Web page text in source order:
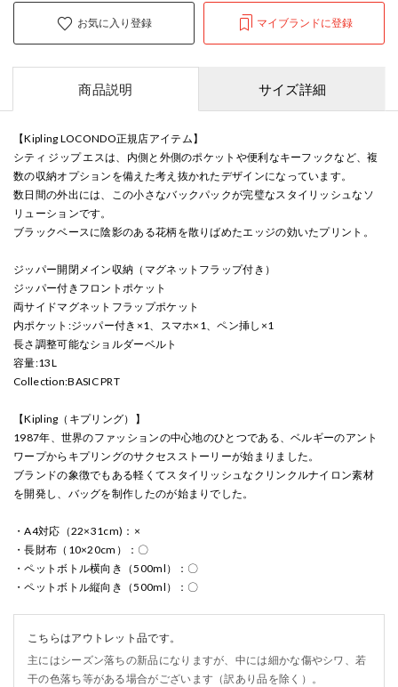
お気に入り登録 マイブランドに登録
商品説明 サイズ詳細
【Kipling LOCONDO正規店アイテム】
シティ ジップ エスは、内側と外側のポケットや便利なキーフックなど、複
数の収納オプションを備えた考え抜かれたデザインになっています。
数日間の外出には、この小さなバックパックが完璧なスタイリッシュなソ
リューションです。
ブラックベースに陰影のある花柄を散りばめたエッジの効いたプリント。
ジッパー開閉メイン収納（マグネットフラップ付き）
ジッパー付きフロントポケット
両サイドマグネットフラップポケット
内ポケット:ジッパー付き×1、スマホ×1、ペン挿し×1
長さ調整可能なショルダーベルト
容量:13L
Collection:BASIC PRT
【Kipling（キプリング）】
1987年、世界のファッションの中心地のひとつである、ベルギーのアント
ワープからキプリングのサクセスストーリーが始まりました。
ブランドの象徴でもある軽くてスタイリッシュなクリンクルナイロン素材
を開発し、バッグを制作したのが始まりでした。
・A4対応（22×31cm)：×
・長財布（10×20cm）：〇
・ペットボトル横向き（500ml）：〇
・ペットボトル縦向き（500ml）：〇
こちらはアウトレット品です。
主にはシーズン落ちの新品になりますが、中には細かな傷やシワ、若
干の色落ち等がある場合がございます（訳あり品を除く）。